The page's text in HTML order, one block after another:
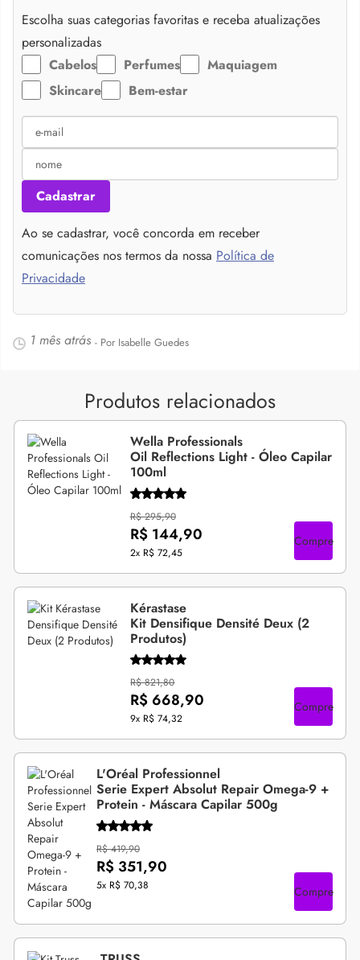
Escolha suas categorias favoritas e receba atualizações
personalizadas
Cabelos
Perfumes
Maquiagem
Skincare
Bem-estar
Cadastrar
Ao se cadastrar, você concorda em receber
comunicações nos termos da nossa Política de
Privacidade
1 mês atrás - Por Isabelle Guedes
Produtos relacionados
Wella Professionals
Oil Reflections Light - Óleo Capilar
100ml
R$ 295,90
R$ 144,90
2x R$ 72,45
Compre
Kérastase
Kit Densifique Densité Deux (2
Produtos)
R$ 821,80
R$ 668,90
9x R$ 74,32
Compre
L'Oréal Professionnel
Serie Expert Absolut Repair Omega-9 +
Protein - Máscara Capilar 500g
R$ 419,90
R$ 351,90
5x R$ 70,38 Compre